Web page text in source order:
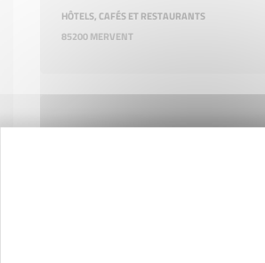
HÔTELS, CAFÉS ET RESTAURANTS
85200 MERVENT